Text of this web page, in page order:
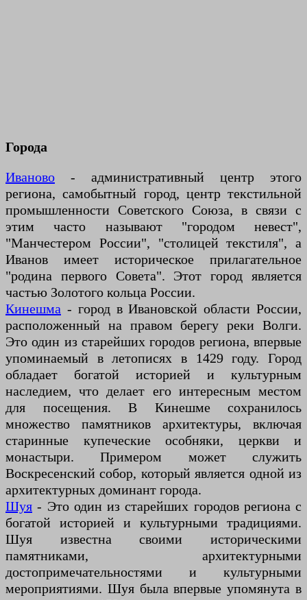
Города
Иваново - административный центр этого
региона, самобытный город, центр текстильной
промышленности Советского Союза, в связи с
этим часто называют "городом невест",
"Манчестером России", "столицей текстиля", а
Иванов имеет историческое прилагательное
"родина первого Совета". Этот город является
частью Золотого кольца России.
Кинешма - город в Ивановской области России,
расположенный на правом берегу реки Волги.
Это один из старейших городов региона, впервые
упоминаемый в летописях в 1429 году. Город
обладает богатой историей и культурным
наследием, что делает его интересным местом
для посещения. В Кинешме сохранилось
множество памятников архитектуры, включая
старинные купеческие особняки, церкви и
монастыри. Примером может служить
Воскресенский собор, который является одной из
архитектурных доминант города.
Шуя - Это один из старейших городов региона с
богатой историей и культурными традициями.
Шуя известна своими историческими
памятниками, архитектурными
достопримечательностями и культурными
мероприятиями. Шуя была впервые упомянута в